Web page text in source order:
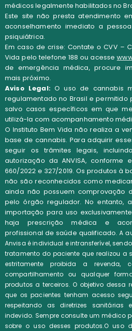
médicos legalmente habilitados no
Este site não presta atendimento
aconselhamento imediato a
psiquiátrica.
Em caso de crise: Contate o CVV –
Vida pelo telefone 188 ou acesse
de emergência médica, procure
mais próximo.
Aviso Legal:O uso de cannabis
regulamentado no Brasil e permitido
salvo casos específicos em que
utilizá-la com acompanhamento
O Instituto Bem Vida não realiza a
base de cannabis. Para adquirir
seguir os trâmites legais,
autorização da ANVISA, conforme
660/2022 e 327/2019. Os produtos à
não são reconhecidos como
ainda não possuem comprovação
pelo órgão regulador. No entanto,
importação para uso
haja prescrição médica e
profissional de saúde qualificado.A
Anvisa é individual e intransferível,
tratamento do paciente que realizou a
estritamente proibida a revenda,
compartilhamento ou qualquer
produtos a terceiros.O objetivo dessa
que os pacientes tenham acesso
respeitando as diretrizes sanitárias
indevido. Sempre consulte um médico
sobre o uso desses produtos.O uso